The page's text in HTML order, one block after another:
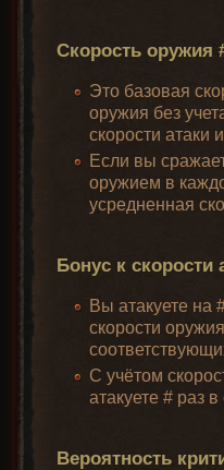
Скорость оружия
Это базовая
оружия без
скорости атаки
Если вы
оружием в
усредненная
Бонус к скорости
Вы атакуете на
скорости
С учётом
атакуете # раз в
Вероятность